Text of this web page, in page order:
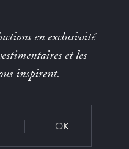
en exclusivité
et les
inspirent.
OK